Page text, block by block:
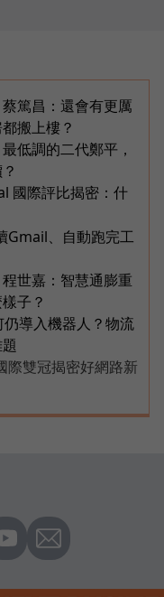
篤昌：還會有更厲
搬上樓？
低調的二代鄭平，
國際評比揭密：什
Gmail、自動跑完工
世嘉：智慧通膨重
子？
導入機器人？物流
際雙冠揭密好網路新